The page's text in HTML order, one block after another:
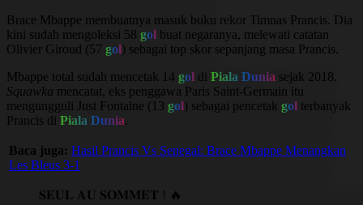
Brace Mbappe membuatnya masuk buku rekor Timnas Prancis. Dia
kini sudah mengoleksi 58 gol buat negaranya, melewati catatan
Olivier Giroud (57 gol) sebagai top skor sepanjang masa Prancis.
Mbappe total sudah mencetak 14 gol di Piala Dunia sejak 2018.
Squawka mencatat, eks penggawa Paris Saint-Germain itu
mengungguli Just Fontaine (13 gol) sebagai pencetak gol terbanyak
Prancis di Piala Dunia
Baca juga: Hasil Prancis Vs Senegal: Brace Mbappe Menangkan
Les Bleus 3-1
𝐒𝐄𝐔𝐋 𝐀𝐔 𝐒𝐎𝐌𝐌𝐄𝐓 ! 🔥